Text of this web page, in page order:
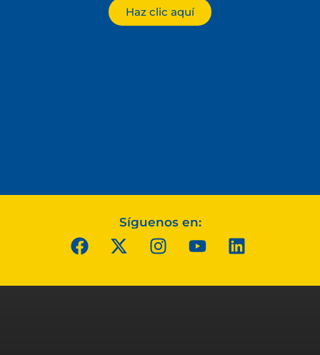
Haz clic aquí
Síguenos en: